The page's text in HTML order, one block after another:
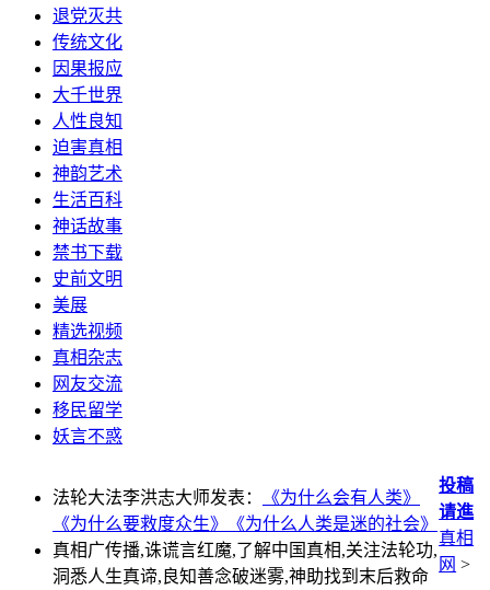
退党灭共
传统文化
因果报应
大千世界
人性良知
迫害真相
神韵艺术
生活百科
神话故事
禁书下载
史前文明
美展
精选视频
真相杂志
网友交流
移民留学
妖言不惑
法轮大法李洪志大师发表：
《为什么会有人类》
《为什么要救度众生》
《为什么人类是迷的社会》
真相广传播,诛谎言红魔,了解中国真相,关注法轮功,
洞悉人生真谛,良知善念破迷雾,神助找到末后救命
投稿
请進
真相
网 >